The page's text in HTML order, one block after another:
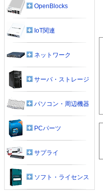
OpenBlocks
IoT関連
ネットワーク
サーバ・ストレージ
パソコン・周辺機器
PCパーツ
サプライ
ソフト・ライセンス